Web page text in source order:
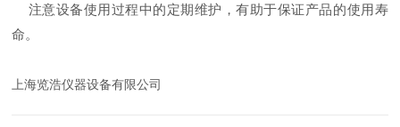
注意设备使用过程中的定期维护，有助于保证产品的使用寿
命。
上海览浩仪器设备有限公司